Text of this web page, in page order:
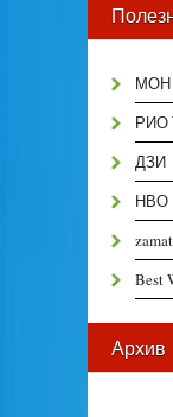
МОН
РИО
ДЗИ
НВО
Best
Архив